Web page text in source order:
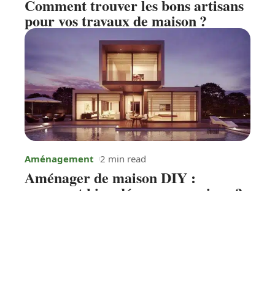
Comment trouver les bons artisans
pour vos travaux de maison ?
Aménagement 2 min read
Aménager de maison DIY :
comment bien décorer sa maison ?